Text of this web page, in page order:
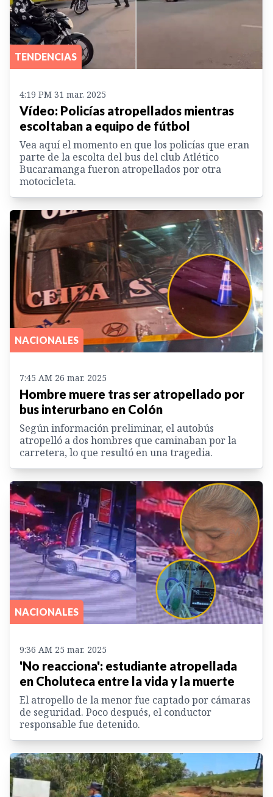
TENDENCIAS
4:19 PM 31 mar. 2025
Vídeo: Policías atropellados mientras
escoltaban a equipo de fútbol
Vea aquí el momento en que los policías que eran
parte de la escolta del bus del club Atlético
Bucaramanga fueron atropellados por otra
motocicleta.
NACIONALES
7:45 AM 26 mar. 2025
Hombre muere tras ser atropellado por
bus interurbano en Colón
Según información preliminar, el autobús
atropelló a dos hombres que caminaban por la
carretera, lo que resultó en una tragedia.
NACIONALES
9:36 AM 25 mar. 2025
'No reacciona': estudiante atropellada
en Choluteca entre la vida y la muerte
El atropello de la menor fue captado por cámaras
de seguridad. Poco después, el conductor
responsable fue detenido.